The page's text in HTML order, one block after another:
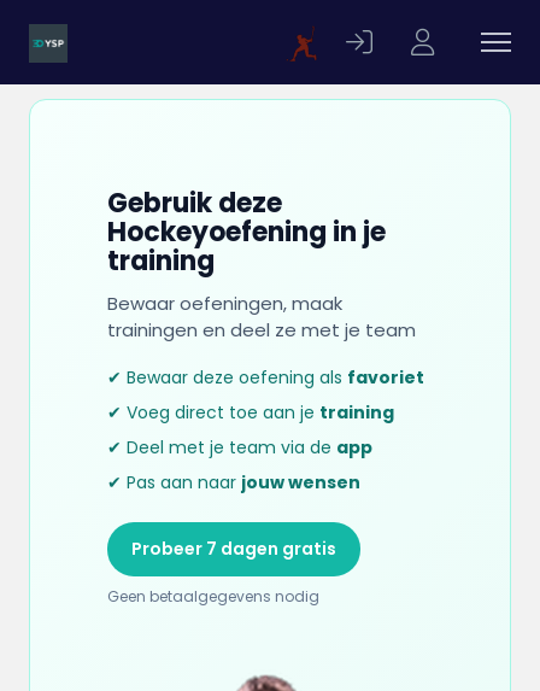
Gebruik deze
Hockeyoefening in je
training
Bewaar oefeningen, maak
trainingen en deel ze met je team
✔ Bewaar deze oefening als favoriet
✔ Voeg direct toe aan je training
✔ Deel met je team via de app
✔ Pas aan naar jouw wensen
Probeer 7 dagen gratis
Geen betaalgegevens nodig